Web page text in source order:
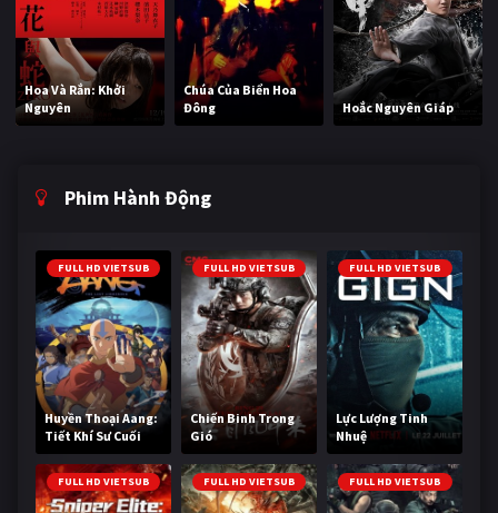
Hoa Và Rắn: Khởi
Nguyên
Chúa Của Biển Hoa
Đông
Hoắc Nguyên Giáp
Phim Hành Động
FULL HD VIETSUB
Huyền Thoại Aang:
Tiết Khí Sư Cuối
Cùng
FULL HD VIETSUB
Chiến Binh Trong
Gió
FULL HD VIETSUB
Lực Lượng Tinh
Nhuệ
FULL HD VIETSUB FULL HD VIETSUB FULL HD VIETSUB